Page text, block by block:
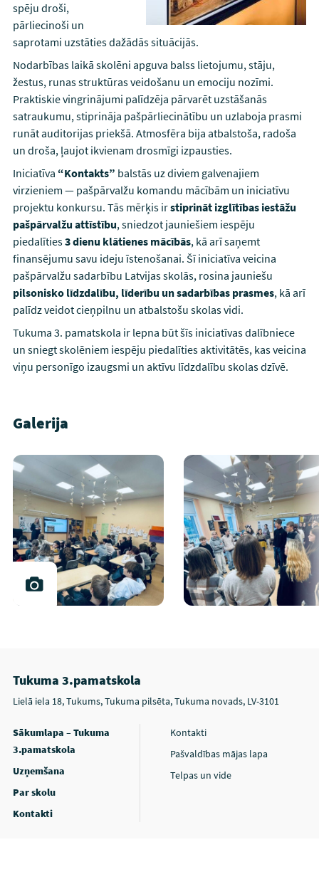
spēju droši,
pārliecinoši un
saprotami uzstāties dažādās situācijās.
Nodarbības laikā skolēni apguva balss lietojumu, stāju,
žestus, runas struktūras veidošanu un emociju nozīmi.
Praktiskie vingrinājumi palīdzēja pārvarēt uzstāšanās
satraukumu, stiprināja pašpārliecinātību un uzlaboja prasmi
runāt auditorijas priekšā. Atmosfēra bija atbalstoša, radoša
un droša, ļaujot ikvienam drosmīgi izpausties.
Iniciatīva “Kontakts” balstās uz diviem galvenajiem
virzieniem — pašpārvalžu komandu mācībām un iniciatīvu
projektu konkursu. Tās mērķis irstiprināt izglītības iestāžu
pašpārvalžu attīstību, sniedzot jauniešiem iespēju
piedalīties3 dienu klātienes mācībās, kā arī saņemt
finansējumu savu ideju īstenošanai. Šī iniciatīva veicina
pašpārvalžu sadarbību Latvijas skolās, rosina jauniešu
pilsonisko līdzdalību, līderību un sadarbības prasmes, kā arī
palīdz veidot cieņpilnu un atbalstošu skolas vidi.
Tukuma 3. pamatskola ir lepna būt šīs iniciatīvas dalībniece
un sniegt skolēniem iespēju piedalīties aktivitātēs, kas veicina
viņu personīgo izaugsmi un aktīvu līdzdalību skolas dzīvē.
Galerija
Tukuma 3.pamatskola
Lielā iela 18, Tukums, Tukuma pilsēta, Tukuma novads, LV-3101
Sākumlapa – Tukuma
3.pamatskola
Uzņemšana
Par skolu
Kontakti
Kontakti
Pašvaldības mājas lapa
Telpas un vide